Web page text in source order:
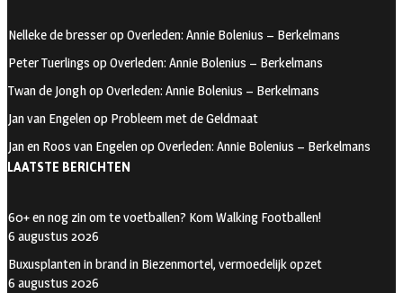
b
o
k
t
a
r
a
i
t
e
r
Nelleke de bresserop Overleden: Annie Bolenius – Berkelmans
Peter Tuerlings op Overleden: Annie Bolenius – Berkelmans
Twan de Jonghop Overleden: Annie Bolenius – Berkelmans
Jan van Engelenop Probleem met de Geldmaat
Jan en Roos van Engelenop Overleden: Annie Bolenius – Berkelmans
LAATSTE BERICHTEN
60+ en nog zin om te voetballen? Kom Walking Footballen!
6 augustus 2026
Buxusplanten in brand in Biezenmortel, vermoedelijk opzet
6 augustus 2026